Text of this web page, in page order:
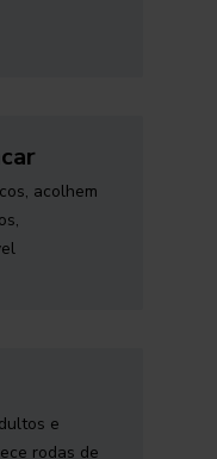
acolhem
e
rodas de